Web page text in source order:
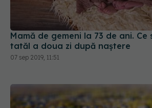
Mamă de gemeni la 73 de ani.
tatăl a doua zi după naștere
07 sep 2019, 11:51